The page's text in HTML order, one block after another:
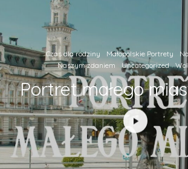
Czas dla rodziny Małopolskie Portrety
Naszym zdaniem
Uncategorized
Portret małego